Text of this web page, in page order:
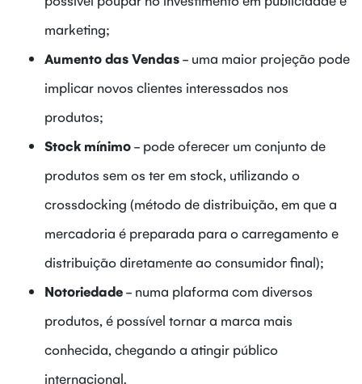
marketing;
Aumento das Vendas- uma maior projeção pode
implicar novos clientes interessados nos
produtos;
Stock mínimo- pode oferecer um conjunto de
produtos sem os ter em stock, utilizando o
crossdocking (método de distribuição, em que a
mercadoria é preparada para o carregamento e
distribuição diretamente ao consumidor final);
Notoriedade- numa plaforma com diversos
produtos, é possível tornar a marca mais
conhecida, chegando a atingir público
internacional.